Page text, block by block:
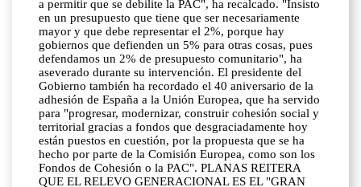
a permitir que se debilite la PAC", ha recalcado. "Insisto
en un presupuesto que tiene que ser necesariamente
mayor y que debe representar el 2%, porque hay
gobiernos que defienden un 5% para otras cosas, pues
defendamos un 2% de presupuesto comunitario", ha
aseverado durante su intervención. El presidente del
Gobierno también ha recordado el 40 aniversario de la
adhesión de España a la Unión Europea, que ha servido
para "progresar, modernizar, construir cohesión social y
territorial gracias a fondos que desgraciadamente hoy
están puestos en cuestión, por la propuesta que se ha
hecho por parte de la Comisión Europea, como son los
Fondos de Cohesión o la PAC". PLANAS REITERA
QUE EL RELEVO GENERACIONAL ES EL "GRAN